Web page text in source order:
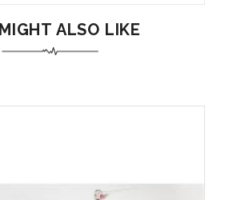
ALSO LIKE